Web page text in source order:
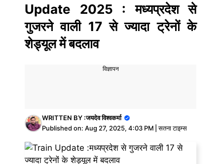
Update 2025 : मध्यप्रदेश से
गुजरने वाली 17 से ज्यादा ट्रेनों के
शेड्यूल में बदलाव
विज्ञापन
WRITTEN BY :जयदेव विश्वकर्मा
Published on: Aug 27, 2025, 4:03 PM |सतना टाइम्स